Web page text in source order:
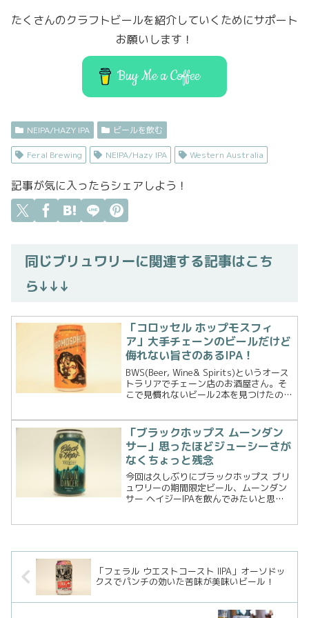
b
o
er
o
n
たくさんのクラフトビールを紹介していくためにサポート
お願いします！
Buy Me a Coffee
NEIPA/HAZY IPA ビールを飲む
Feral Brewing NEIPA/Hazy IPA Western Australia
記事が気に入ったらシェアしよう！
同じブリュワリーに関連する記事はこち
ら↓↓↓
「コロッセル ホップモスフィ
ア」大手チェーンのビールだけど
侮れない旨さのあるIPA！
BWS(Beer, Wine& Spirits)というオース
トラリアでチェーン店のお酒屋さん。そ
こで見慣れないビール2本を見つけたので
ブリューイング ホップモスフィアという
ビールです。BWSで何やら見...
「ブラックホップス ムーンダン
サー」思ったほどジューシーさが
なくちょっと残念
今回は久しぶりにブラックホップス ブリ
ュワリーの期間限定ビール、ムーンダン
サー ヘイジーIPAを飲んでみたいと思い
「フェラル ウエストコースト IIPA」オーソドッ
クスでパンチの効いた苦味が美味いビール！